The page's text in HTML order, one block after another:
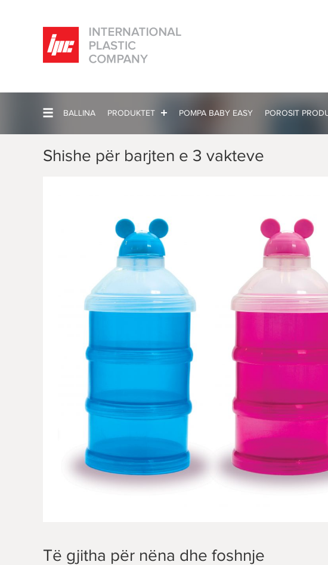
BALLINA PRODUKTET POMPA BABY EASY POROSIT
Shishe për barjten e 3 vakteve
Të gjitha për nëna dhe foshnje